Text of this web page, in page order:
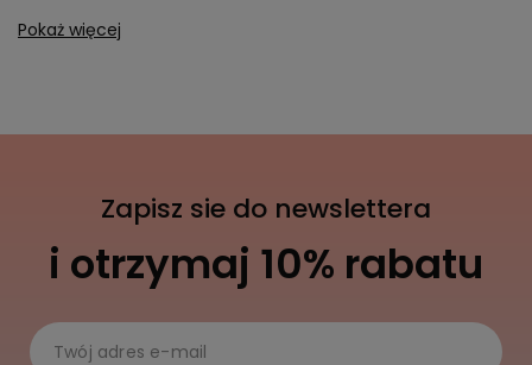
Pokaż więcej
Zapisz sie do newslettera
i otrzymaj 10% rabatu
Twój adres e-mail